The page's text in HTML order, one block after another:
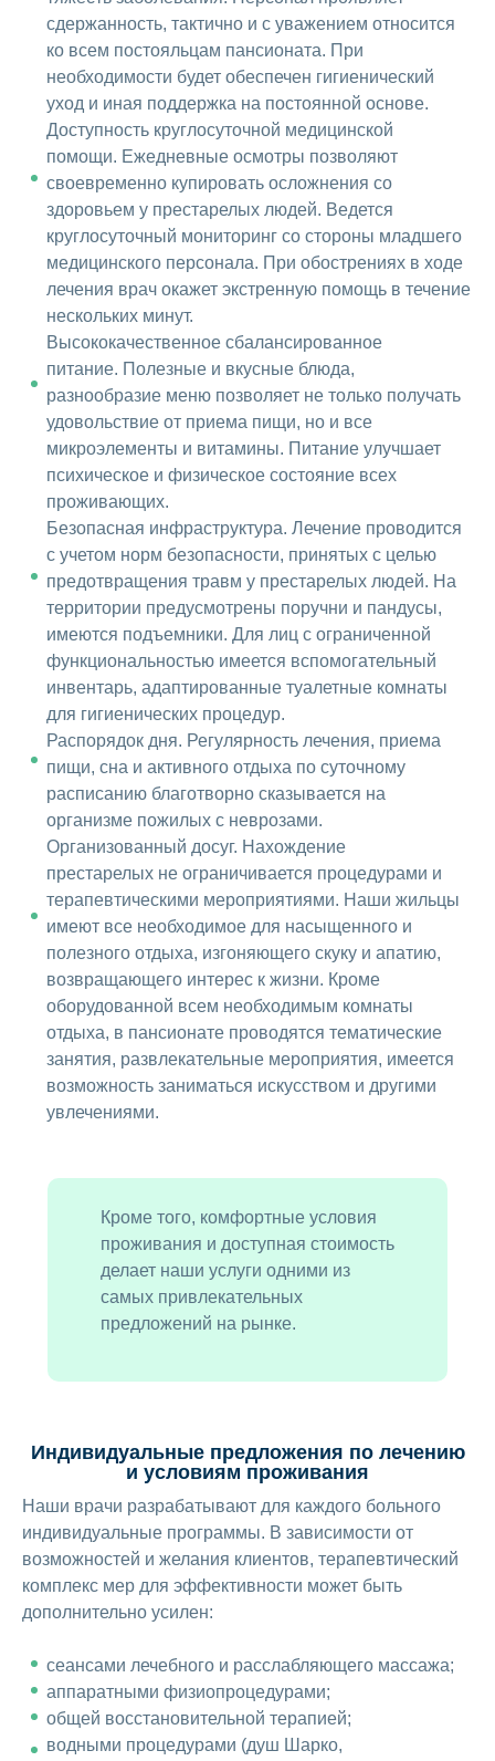
сдержанность, тактично и с уважением относится
ко всем постояльцам пансионата. При
необходимости будет обеспечен гигиенический
уход и иная поддержка на постоянной основе.
Доступность круглосуточной медицинской
помощи. Ежедневные осмотры позволяют
своевременно купировать осложнения со
здоровьем у престарелых людей. Ведется
круглосуточный мониторинг со стороны младшего
медицинского персонала. При обострениях в ходе
лечения врач окажет экстренную помощь в течение
нескольких минут.
Высококачественное сбалансированное
питание. Полезные и вкусные блюда,
разнообразие меню позволяет не только получать
удовольствие от приема пищи, но и все
микроэлементы и витамины. Питание улучшает
психическое и физическое состояние всех
проживающих.
Безопасная инфраструктура. Лечение проводится
с учетом норм безопасности, принятых с целью
предотвращения травм у престарелых людей. На
территории предусмотрены поручни и пандусы,
имеются подъемники. Для лиц с ограниченной
функциональностью имеется вспомогательный
инвентарь, адаптированные туалетные комнаты
для гигиенических процедур.
Распорядок дня. Регулярность лечения, приема
пищи, сна и активного отдыха по суточному
расписанию благотворно сказывается на
организме пожилых с неврозами.
Организованный досуг. Нахождение
престарелых не ограничивается процедурами и
терапевтическими мероприятиями. Наши жильцы
имеют все необходимое для насыщенного и
полезного отдыха, изгоняющего скуку и апатию,
возвращающего интерес к жизни. Кроме
оборудованной всем необходимым комнаты
отдыха, в пансионате проводятся тематические
занятия, развлекательные мероприятия, имеется
возможность заниматься искусством и другими
увлечениями.
Кроме того, комфортные условия
проживания и доступная стоимость
делает наши услуги одними из
самых привлекательных
предложений на рынке.
Индивидуальные предложения по лечению
и условиям проживания
Наши врачи разрабатывают для каждого больного
индивидуальные программы. В зависимости от
возможностей и желания клиентов, терапевтический
комплекс мер для эффективности может быть
дополнительно усилен:
сеансами лечебного и расслабляющего массажа;
аппаратными физиопроцедурами;
общей восстановительной терапией;
водными процедурами (душ Шарко,